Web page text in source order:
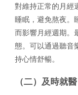
對維持正常的月經
睡眠，避免熬夜。
而影響月經週期。
態。可以通過聽音
持心情舒暢。
（二）及時就醫